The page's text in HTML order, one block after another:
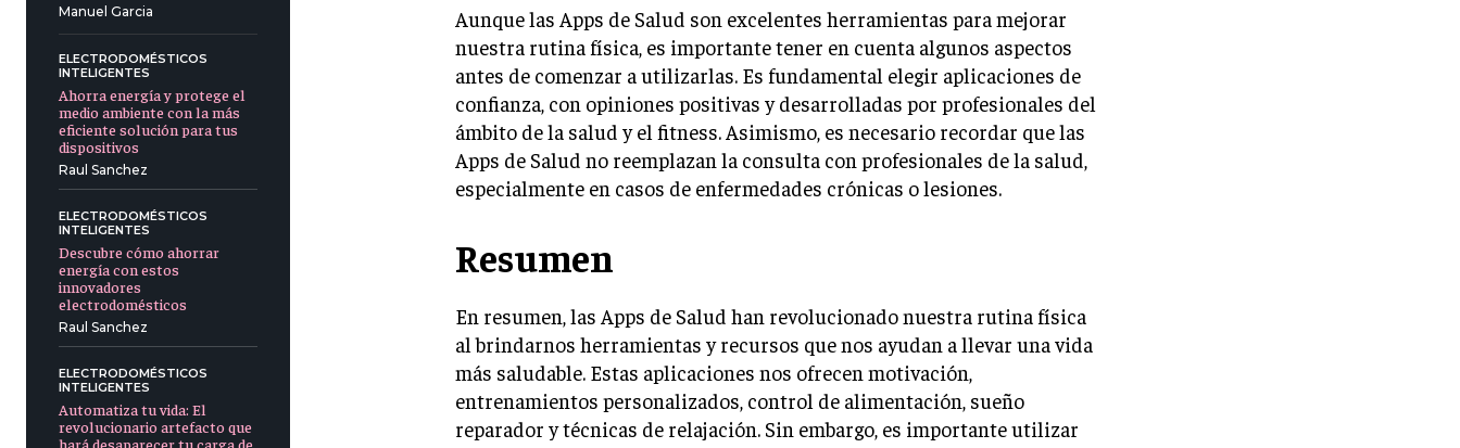
Manuel Garcia
ELECTRODOMÉSTICOS
INTELIGENTES
Ahorra energía y protege el
medio ambiente con la más
eficiente solución para tus
dispositivos
Raul Sanchez
ELECTRODOMÉSTICOS
INTELIGENTES
Descubre cómo ahorrar
energía con estos
innovadores
electrodomésticos
Raul Sanchez
ELECTRODOMÉSTICOS
INTELIGENTES
Automatiza tu vida: El
revolucionario artefacto que
hará desaparecer tu carga de
Aunque las Apps de Salud son excelentes herramientas para mejorar
nuestra rutina física, es importante tener en cuenta algunos aspectos
antes de comenzar a utilizarlas. Es fundamental elegir aplicaciones de
confianza, con opiniones positivas y desarrolladas por profesionales del
ámbito de la salud y el fitness. Asimismo, es necesario recordar que las
Apps de Salud no reemplazan la consulta con profesionales de la salud,
especialmente en casos de enfermedades crónicas o lesiones.
Resumen
En resumen, las Apps de Salud han revolucionado nuestra rutina física
al brindarnos herramientas y recursos que nos ayudan a llevar una vida
más saludable. Estas aplicaciones nos ofrecen motivación,
entrenamientos personalizados, control de alimentación, sueño
reparador y técnicas de relajación. Sin embargo, es importante utilizar